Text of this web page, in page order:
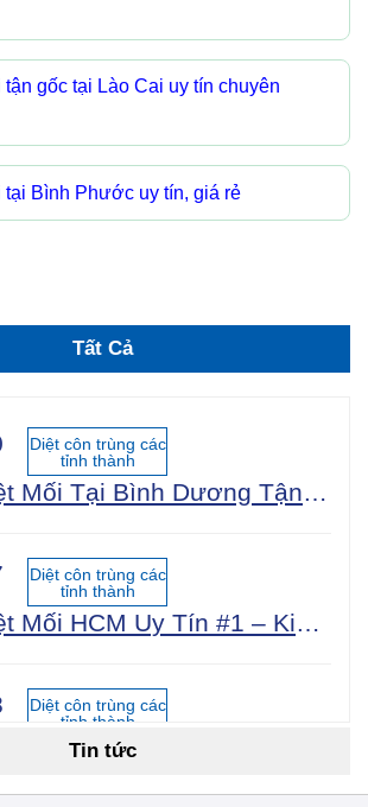
gốc tại Lào Cai uy tín chuyên
tại Bình Phước uy tín, giá rẻ
Tất Cả
Diệt côn trùng các
tỉnh thành
Dịch Vụ Diệt Mối Tại Bình Dương Tận Gốc 100% An Toàn Sinh Học | Công Ty Uy Tín Năm 2025
Diệt côn trùng các
tỉnh thành
Dịch Vụ Diệt Mối HCM Uy Tín #1 – Kiểm Tra Miễn Phí 24/7, Bảo Hành 5 Năm
Diệt côn trùng các
tỉnh thành
Tin tức